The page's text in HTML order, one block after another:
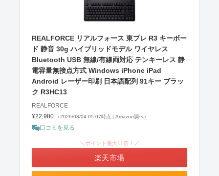
REALFORCE リアルフォース 東プレ R3 キーボー
ド 静音 30g ハイブリッドモデル ワイヤレス
Bluetooth USB 無線/有線両対応 テンキーレス 静
電容量無接点方式 Windows iPhone iPad
Android レーザー印刷 日本語配列 91キー ブラッ
ク R3HC13
REALFORCE
¥22,980
（2026/08/04 05:07時点 | Amazon調べ）
口コミを見る
＼ポイント最大11倍！／
楽天市場